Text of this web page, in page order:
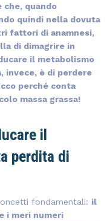
che, quando
quindi nella dovuta
fattori di anamnesi,
di dimagrire in
il metabolismo
invece, è di perdere
perché conta
massa grassa!
il
perdita di
fondamentali: il
i meri numeri